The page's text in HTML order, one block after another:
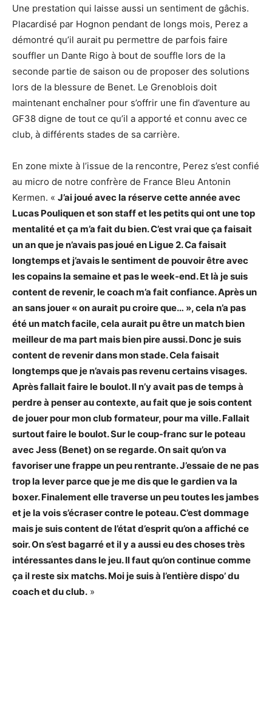
Une prestation qui laisse aussi un sentiment de gâchis.
Placardisé par Hognon pendant de longs mois, Perez a
démontré qu’il aurait pu permettre de parfois faire
souffler un Dante Rigo à bout de souffle lors de la
seconde partie de saison ou de proposer des solutions
lors de la blessure de Benet. Le Grenoblois doit
maintenant enchaîner pour s’offrir une fin d’aventure au
GF38 digne de tout ce qu’il a apporté et connu avec ce
club, à différents stades de sa carrière.
En zone mixte à l’issue de la rencontre, Perez s’est confié
au micro de notre confrère de France Bleu Antonin
Kermen. « J’ai joué avec la réserve cette année avec
Lucas Pouliquen et son staff et les petits qui ont une top
mentalité et ça m’a fait du bien. C’est vrai que ça faisait
un an que je n’avais pas joué en Ligue 2. Ca faisait
longtemps et j’avais le sentiment de pouvoir être avec
les copains la semaine et pas le week-end. Et là je suis
content de revenir, le coach m’a fait confiance. Après un
an sans jouer « on aurait pu croire que… », cela n’a pas
été un match facile, cela aurait pu être un match bien
meilleur de ma part mais bien pire aussi. Donc je suis
content de revenir dans mon stade. Cela faisait
longtemps que je n’avais pas revenu certains visages.
Après fallait faire le boulot. Il n’y avait pas de temps à
perdre à penser au contexte, au fait que je sois content
de jouer pour mon club formateur, pour ma ville. Fallait
surtout faire le boulot. Sur le coup-franc sur le poteau
avec Jess (Benet) on se regarde. On sait qu’on va
favoriser une frappe un peu rentrante. J’essaie de ne pas
trop la lever parce que je me dis que le gardien va la
boxer. Finalement elle traverse un peu toutes les jambes
et je la vois s’écraser contre le poteau. C’est dommage
mais je suis content de l’état d’esprit qu’on a affiché ce
soir. On s’est bagarré et il y a aussi eu des choses très
intéressantes dans le jeu. Il faut qu’on continue comme
ça il reste six matchs. Moi je suis à l’entière dispo’ du
coach et du club. »